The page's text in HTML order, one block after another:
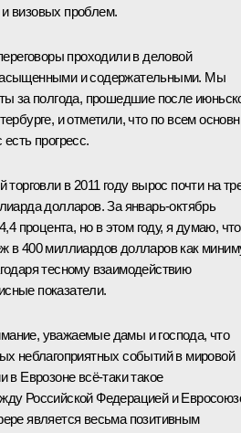
визовых проблем.
проходили в деловой
и содержательными. Мы
за полгода, прошедшие после
и отметили, что по всем
прогресс.
торговли в 2011 году вырос почти на
долларов. За январь-октябрь
процента, но в этом году, я думаю, что
в 400 миллиардов долларов как
тесному взаимодействию
показатели.
уважаемые дамы и господа, что
неблагоприятных событий в мировой
в Еврозоне всё‑таки такое
Российской Федерацией и
является весьма позитивным